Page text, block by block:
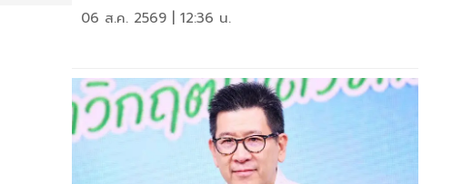
06 ส.ค. 2569 | 12:36 น.